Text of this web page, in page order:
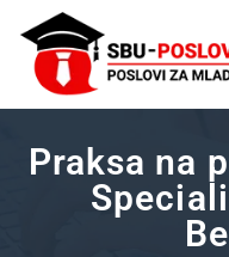
Praksa na